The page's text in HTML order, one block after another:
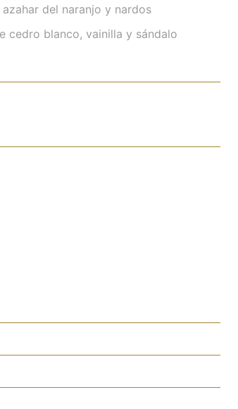
del naranjo y nardos
cedro blanco, vainilla y sándalo